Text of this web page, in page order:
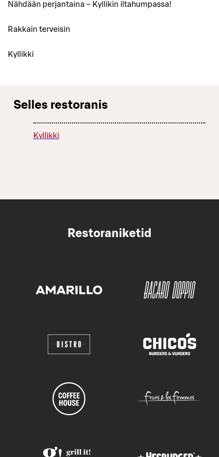
Nähdään perjantaina – Kyllikin iltahumpassa!
Rakkain terveisin
Kyllikki
Selles restoranis
Kyllikki
Restoraniketid